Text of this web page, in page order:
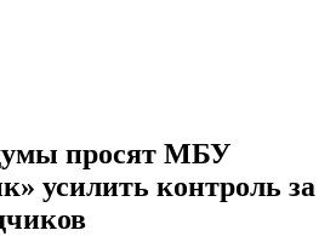
просят МБУ
усилить контроль за